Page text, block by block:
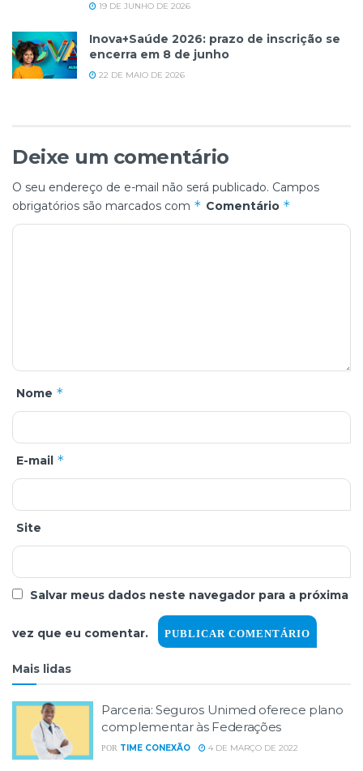
19 DE JUNHO DE 2026
Inova+Saúde 2026: prazo de inscrição se
encerra em 8 de junho
22 DE MAIO DE 2026
Deixe um comentário
O seu endereço de e-mail não será publicado. Campos
obrigatórios são marcados com * Comentário *
Nome *
E-mail *
Site
Salvar meus dados neste navegador para a próxima
vez que eu comentar.
Mais lidas
Parceria: Seguros Unimed oferece plano
complementar às Federações
POR TIME CONEXÃO 4 DE MARÇO DE 2022